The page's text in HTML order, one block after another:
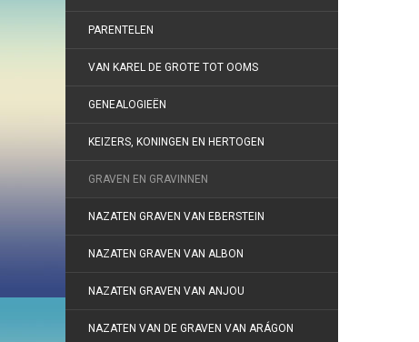
PARENTELEN
VAN KAREL DE GROTE TOT OOMS
GENEALOGIEËN
KEIZERS, KONINGEN EN HERTOGEN
GRAVEN EN GRAVINNEN
NAZATEN GRAVEN VAN EBERSTEIN
NAZATEN GRAVEN VAN ALBON
NAZATEN GRAVEN VAN ANJOU
NAZATEN VAN DE GRAVEN VAN ARÁGON